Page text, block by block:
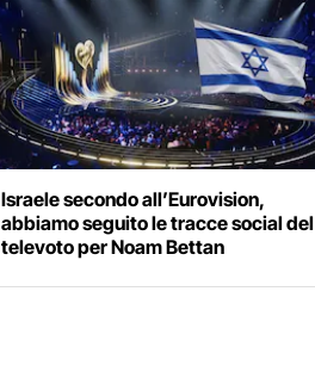
Israele secondo all’Eurovision,
abbiamo seguito le tracce social del
televoto per Noam Bettan